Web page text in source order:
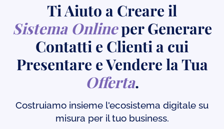
Ti Aiuto a Creare il
Sistema Onlineper Generare
Contatti e Clienti a cui
Presentare e Vendere la Tua
Offerta.
Costruiamo insieme l'ecosistema digitale su
misura per il tuo business.